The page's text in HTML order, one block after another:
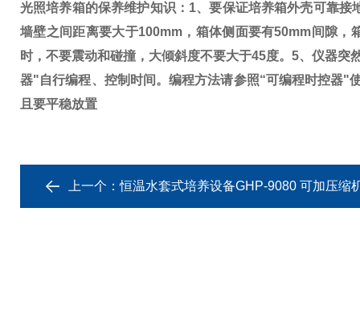
光照培养箱的保养维护知识： 1、要保证培养箱外壳可靠接
墙壁之间距离要大于100mm，箱体侧面要有50mm间隙
时，不要震动和碰撞，大倾斜度不要大于45度。5、仪器突
器"自行编程、控制时间。编程方法请参照“可编程时控器"
且要平稳放置
上一个：恒温水套式培养设备GHP-9080 可加压缩